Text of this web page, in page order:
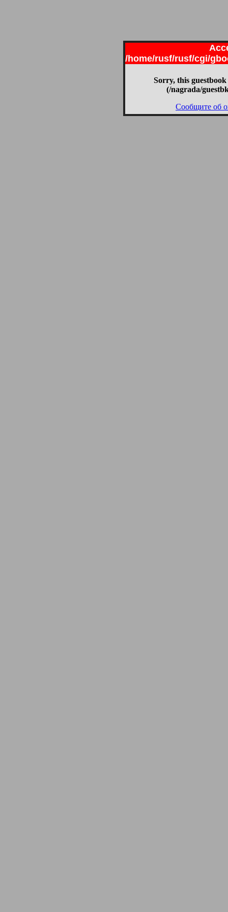
/home/rusf/rusf/cgi/
Sorry, this guestbook
(/nagrada/
Сообщите об